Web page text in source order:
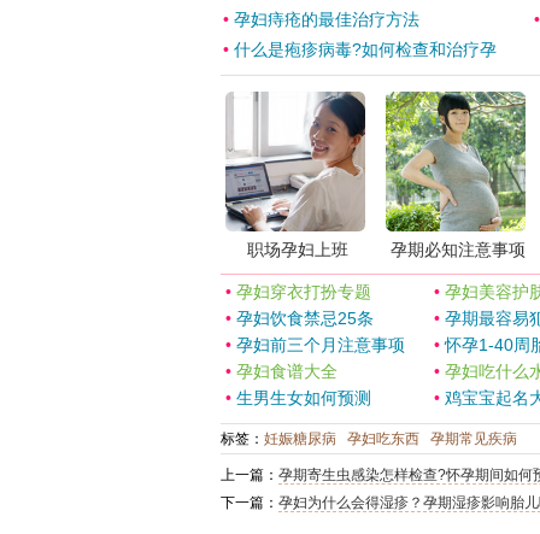
• 孕妇痔疮的最佳治疗方法
• 什么是疱疹病毒?如何检查和治疗孕
职场孕妇上班 孕期必知注意事项
• 孕妇穿衣打扮专题 •孕妇美容护
• 孕妇饮食禁忌25条 •孕期最容易
• 孕妇前三个月注意事项 •怀孕1-40周
• 孕妇食谱大全 •孕妇吃什么
• 生男生女如何预测 •鸡宝宝起名
标签： 妊娠糖尿病 孕妇吃东西 孕期常见疾病
上一篇： 孕期寄生虫感染怎样检查?怀孕期间如何
下一篇： 孕妇为什么会得湿疹？孕期湿疹影响胎